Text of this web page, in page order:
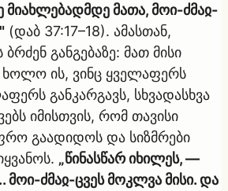
მიახლებადმდე მათა, მოი-ძმაჲ-
(დაბ 37:17–18). ამასთან,
განგებაზე: მათ მისი
ის, ვინც ყველაფერს
განკარგავს, სხვადასხვა
იმისთვის, რომ თავისი
გაადიდოს და სიზმრები
„წინასწარ იხილეს, —
მოი-ძმაჲ-ცვეს მოკლვა მისი. და